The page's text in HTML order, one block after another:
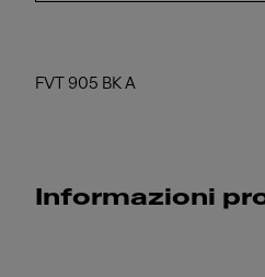
FVT 905 BK A
Informazioni